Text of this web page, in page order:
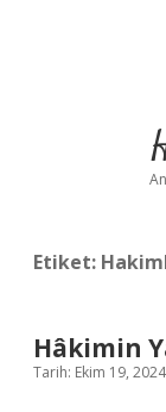
Etiket:
Hâkimin
Tarih: Ekim 19, 2024